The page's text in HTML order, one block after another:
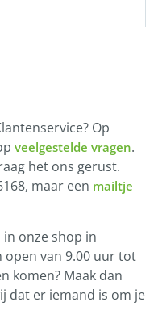
Op
veelgestelde vragen.
het ons gerust.
maar een mailtje
in onze shop in
van 9.00 uur tot
komen? Maak dan
dat er iemand is om je